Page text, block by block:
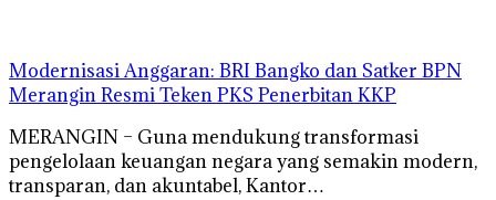
Modernisasi Anggaran: BRI Bangko dan Satker BPN
Merangin Resmi Teken PKS Penerbitan KKP
MERANGIN – Guna mendukung transformasi
pengelolaan keuangan negara yang semakin modern,
transparan, dan akuntabel, Kantor…